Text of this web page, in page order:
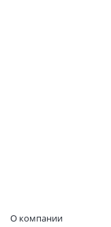
О компании